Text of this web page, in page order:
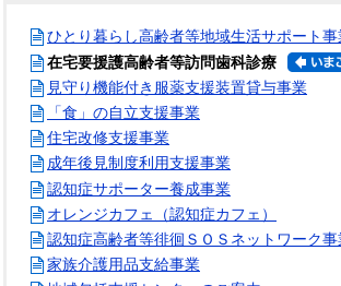
ひとり暮らし高齢者等地域生活サポート事
在宅要援護高齢者等訪問歯科診療
見守り機能付き服薬支援装置貸与事業
「食」の自立支援事業
住宅改修支援事業
成年後見制度利用支援事業
認知症サポーター養成事業
オレンジカフェ（認知症カフェ）
認知症高齢者等徘徊ＳＯＳネットワーク事
家族介護用品支給事業